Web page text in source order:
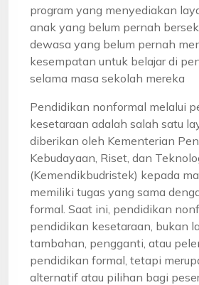
program yang menyediakan
anak yang belum pernah
dewasa yang belum pernah
kesempatan untuk belajar di
selama masa sekolah mereka
Pendidikan nonformal melalui
kesetaraan adalah salah satu
diberikan oleh Kementerian
Kebudayaan, Riset, dan
(Kemendikbudristek) kepada
memiliki tugas yang sama
formal. Saat ini, pendidikan
pendidikan kesetaraan, bukan
tambahan, pengganti, atau
pendidikan formal, tetapi
alternatif atau pilihan bagi